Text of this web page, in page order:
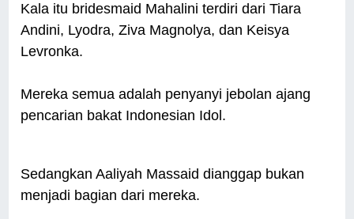
Kala itu bridesmaid Mahalini terdiri dari Tiara
Andini, Lyodra, Ziva Magnolya, dan Keisya
Levronka.
Mereka semua adalah penyanyi jebolan ajang
pencarian bakat Indonesian Idol.
Sedangkan Aaliyah Massaid dianggap bukan
menjadi bagian dari mereka.